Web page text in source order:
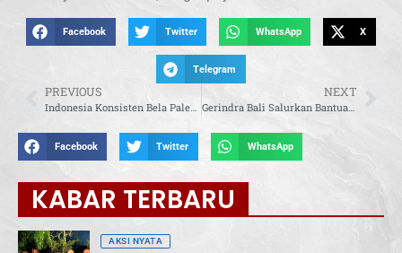
Facebook Twitter WhatsApp X
Telegram
PREVIOUS NEXT
Gerindra Bali Salurkan Bantuan Door to Door untuk Warga Terdampak Banjir di Denpasar
Facebook Twitter WhatsApp
KABAR TERBARU
AKSI NYATA